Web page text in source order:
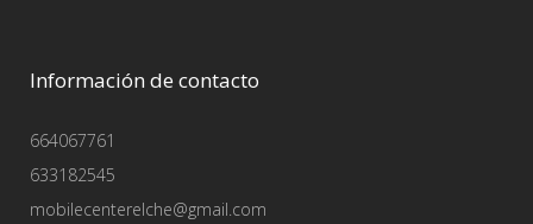
Información de contacto
664067761
633182545
mobilecenterelche@gmail.com